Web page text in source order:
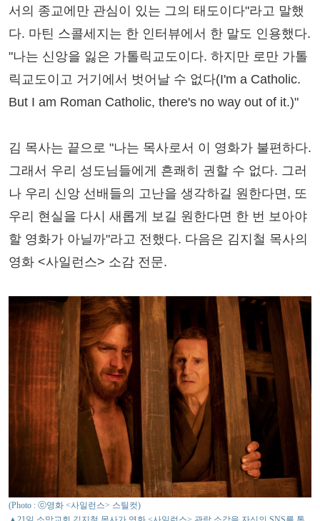
서의 종교에만 관심이 있는 그의 태도이다"라고 말했
다. 마틴 스콜세지는 한 인터뷰에서 한 말도 인용했다.
"나는 신앙을 잃은 가톨릭교도이다. 하지만 로만 가톨
릭교도이고 거기에서 벗어날 수 없다(I'm a Catholic.
But I am Roman Catholic, there's no way out of it.)"
김 목사는 끝으로 "나는 목사로서 이 영화가 불편하다.
그래서 우리 성도님들에게 흔쾌히 권할 수 없다. 그러
나 우리 신앙 선배들의 고난을 생각하길 원한다면, 또
우리 현실을 다시 새롭게 보길 원한다면 한 번 보아야
할 영화가 아닐까"라고 전했다. 다음은 김지철 목사의
영화 <사일런스> 소감 전문.
(Photo : ⓒ영화 <사일런스> 스틸컷)